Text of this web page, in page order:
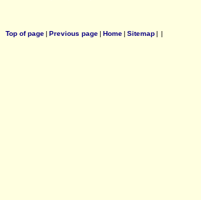
Top of page| Previous page| Home| Sitemap| |